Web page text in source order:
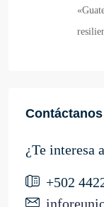
Contáctanos
¿Te interesa
+502